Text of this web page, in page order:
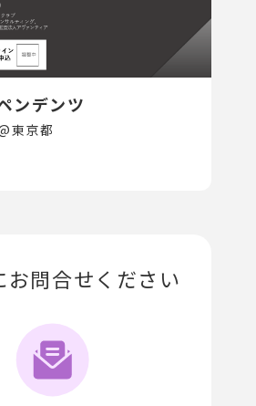
ンデンツ
東京都
お問合せください